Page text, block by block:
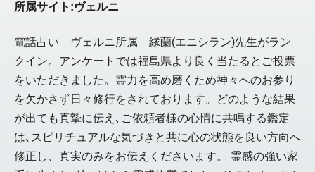
所属サイト:ヴェルニ
電話占い ヴェルニ所属 縁蘭(エニシラン)先生がラン
クイン。アンケートでは福島県より良く当たるとご投票
をいただきました。霊力を高め磨くため神々へのお参り
を欠かさず日々修行をされております。どのような結果
が出ても真摯に伝え､ご依頼者様の心情に共鳴する鑑定
は､スピリチュアルな気づきと共に心の状態を良い方向へ
修正し、真実のみをお伝えくださいます。 霊感の強い家